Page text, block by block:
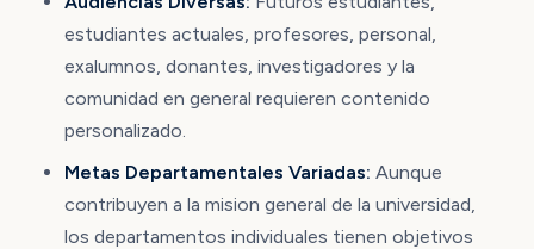
estudiantes actuales, profesores, personal,
exalumnos, donantes, investigadores y la
comunidad en general requieren contenido
personalizado.
Metas Departamentales Variadas: Aunque
contribuyen a la mision general de la universidad,
los departamentos individuales tienen objetivos